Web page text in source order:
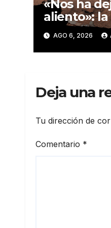
«Nos ha
aliento»: la
descubre
insólito en
AGO 6, 2026
Deja una
Tu dirección de
Comentario *